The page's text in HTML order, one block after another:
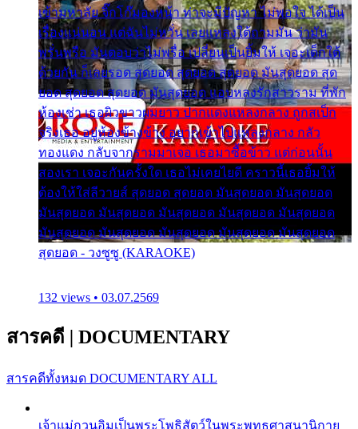
เข้ามหาลัย จิ๊กโก๊มองหน้า ท่าจะมีปัญหา ไม่พอใจ ได้เป็น
เรื่องแน่นอน แต่ฉันไม่หวั่น เลยแหลงใต้ถามมัน ว่ามัน
พรั่นพรือ มันตอบว่าไม่พรื่อ เปลี่ยนเป็นยิ้มให้ เจอะเด็กใต้
ด้วยกัน ก็เลยรอด สุดยอด สุดยอด สุดยอด มันสุดยอด สุด
ยอด สุดยอด สุดยอด มันสุดยอด แอบหลงรักสาวราม ที่พัก
ห้องเช่า เธอผิวขาวผมยาว ปากแดงแหลงกลาง ถูกสเป็ก
จริงเธอ อยู่ห้องข้างข้าง อยากเข้าไปแหลงกลาง กลัว
ทองแดง กลับจากรามมาเจอ เธอมาซื้อข้าว แต่ก่อนนั้น
สองเรา เจอะกันครั้งใด เธอไม่เคยไยดี คราวนี้เธอยิ้มให้
ต้องให้ใส่ลีวายส์ สุดยอด สุดยอด มันสุดยอด มันสุดยอด
มันสุดยอด มันสุดยอด มันสุดยอด มันสุดยอด มันสุดยอด
มันสุดยอด มันสุดยอด มันสุดยอด มันสุดยอด มันสุดยอด
สุดยอด - วงซูซู (KARAOKE)
132 views • 03.07.2569
สารคดี | DOCUMENTARY
สารคดีทั้งหมด DOCUMENTARY ALL
เจ้าแม่กวนอิมเป็นพระโพธิสัตว์ในพระพุทธศาสนานิกาย